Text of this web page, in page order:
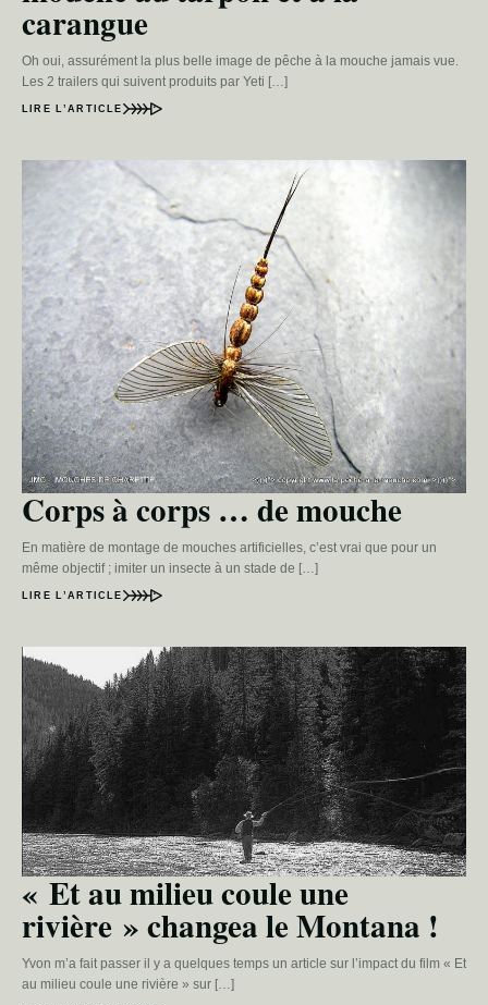
carangue
Oh oui, assurément la plus belle image de pêche à la mouche jamais vue.
Les 2 trailers qui suivent produits par Yeti […]
LIRE L’ARTICLE
Corps à corps … de mouche
En matière de montage de mouches artificielles, c’est vrai que pour un
même objectif ; imiter un insecte à un stade de […]
LIRE L’ARTICLE
« Et au milieu coule une
rivière » changea le Montana !
Yvon m’a fait passer il y a quelques temps un article sur l’impact du film « Et
au milieu coule une rivière » sur […]